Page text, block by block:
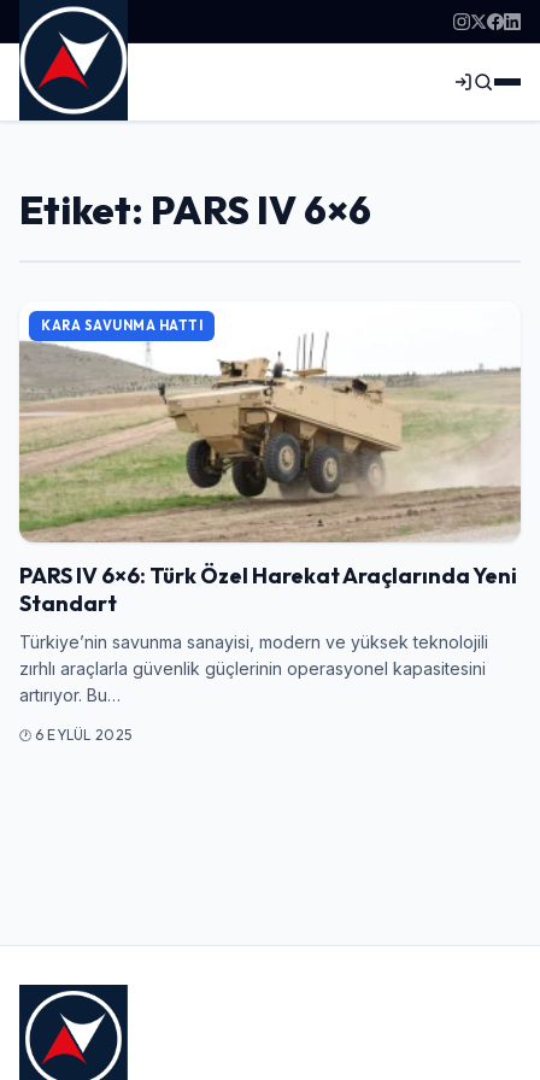
Etiket: PARS IV 6×6
KARA SAVUNMA HATTI
PARS IV 6×6: Türk Özel Harekat Araçlarında Yeni
Standart
Türkiye’nin savunma sanayisi, modern ve yüksek teknolojili
zırhlı araçlarla güvenlik güçlerinin operasyonel kapasitesini
artırıyor. Bu…
6 EYLÜL 2025
Giriş Yap
Şifre